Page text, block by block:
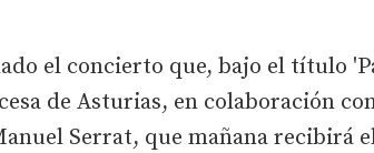
el concierto que, bajo el título
de Asturias, en colaboración
Serrat, que mañana recibirá